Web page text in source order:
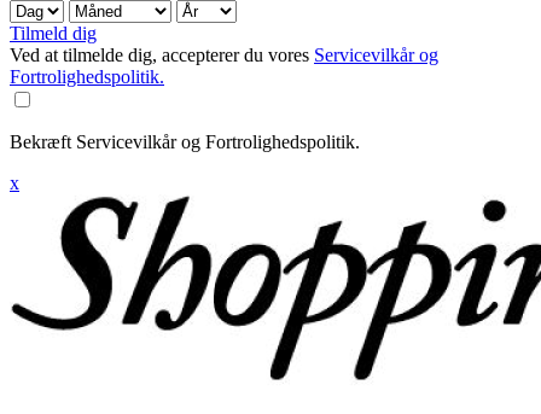
Tilmeld dig
Ved at tilmelde dig, accepterer du vores Servicevilkår og
Fortrolighedspolitik.
Bekræft Servicevilkår og Fortrolighedspolitik.
x